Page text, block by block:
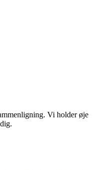
Vi holder øje